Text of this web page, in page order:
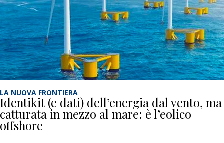
LA NUOVA FRONTIERA
Identikit (e dati) dell’energia dal vento, ma
catturata in mezzo al mare: è l’eolico
offshore